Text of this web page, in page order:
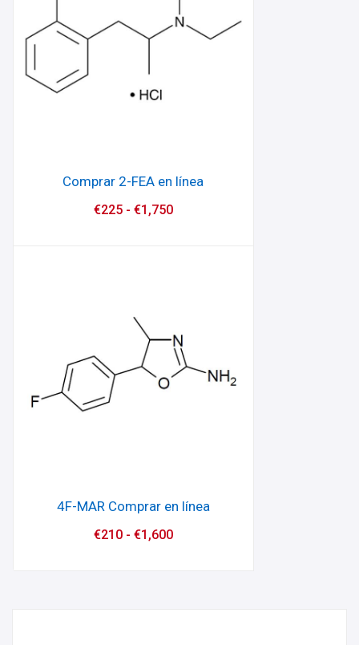
Comprar 2-FEA en línea
€225- €1,750
4F-MAR Comprar en línea
€210- €1,600